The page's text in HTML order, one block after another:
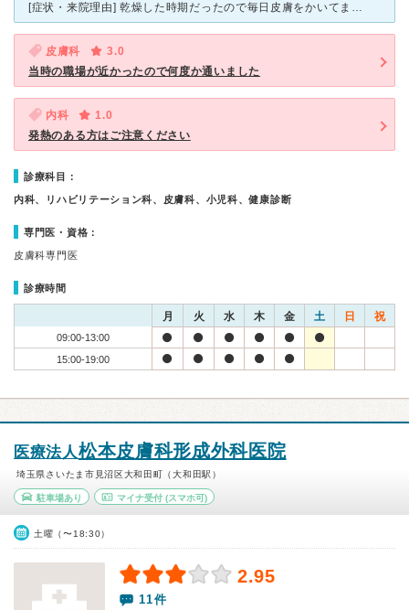
[症状・来院理由] 乾燥した時期だったので毎日皮膚をかいてました。特に夜の寝ている間にかいてしまい、かいたところから血が出る始末でした。この状態を何とかしたいと思い、この病院に行きました。 [
皮膚科
3.0
当時の職場が近かったので何度か通いました
内科
1.0
発熱のある方はご注意ください
診療科目：
内科、リハビリテーション科、皮膚科、小児科、健康診断
専門医・資格：
皮膚科専門医
診療時間
月 火 水 木 金 土 日 祝
09:00-13:00
15:00-19:00
医療法人松本皮膚科形成外科医院
埼玉県さいたま市見沼区大和田町（大和田駅）
駐車場あり マイナ受付(スマホ可)
土曜（〜18:30）
2.95
11件